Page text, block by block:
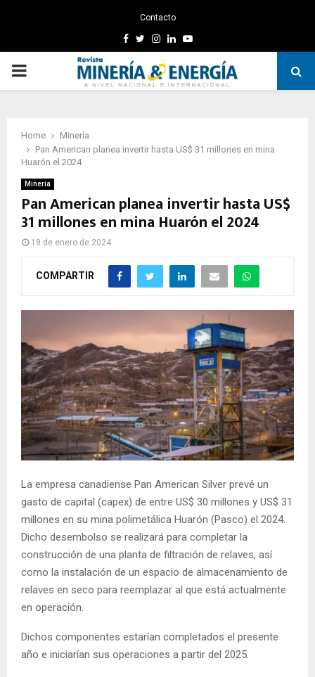
Contacto
Facebook
TwitterInstagram
LinkedinYoutube
PRIMARY
Home
Minería
Pan American planea invertir hasta US$ 31 millones en mina
Huarón el 2024
Minería
Pan American planea invertir hasta US$
31 millones en mina Huarón el 2024
18 de enero de 2024
COMPARTIR
La empresa canadiense Pan American Silver prevé un
gasto de capital (capex) de entre US$ 30 millones y US$ 31
millones en su mina polimetálica Huarón (Pasco) el 2024.
Dicho desembolso se realizará para completar la
construcción de una planta de filtración de relaves, así
como la instalación de un espacio de almacenamiento de
relaves en seco para reemplazar al que está actualmente
en operación.
Dichos componentes estarían completados el presente
año e iniciarían sus operaciones a partir del 2025.